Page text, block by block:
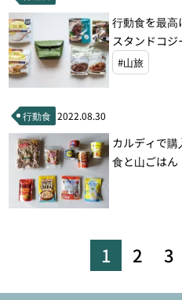
行動食を最
スタンドコジ
#山旅
行動食 2022.08.30
カルディで
食と山ごはん
1 2 3